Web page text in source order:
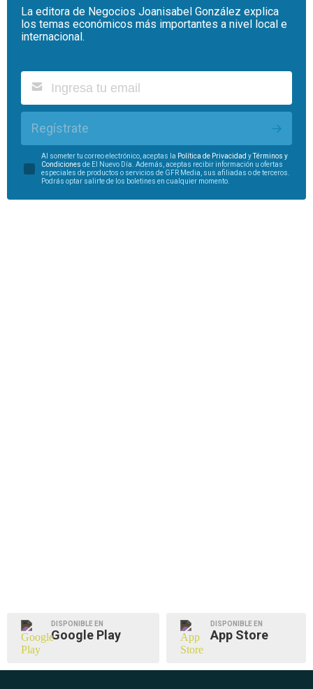
La editora de Negocios Joanisabel González explica
los temas económicos más importantes a nivel local e
internacional.
Regístrate
Al someter tu correo electrónico, aceptas la Política de Privacidad yTérminos y
Condiciones de El Nuevo Día. Además, aceptas recibir información u ofertas
especiales de productos o servicios de GFR Media, sus afiliadas o de terceros.
Podrás optar salirte de los boletines en cualquier momento.
DISPONIBLE EN
Google Play
DISPONIBLE EN
App Store